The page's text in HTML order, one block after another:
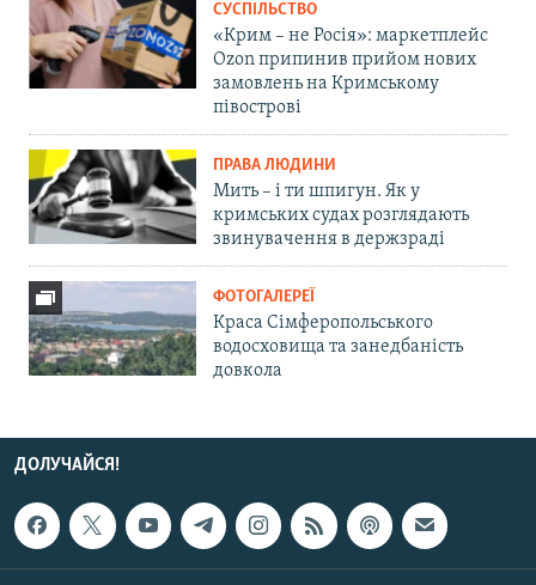
СУСПІЛЬСТВО
«Крим – не Росія»: маркетплейс
Ozon припинив прийом нових
замовлень на Кримському
півострові
ПРАВА ЛЮДИНИ
Мить – і ти шпигун. Як у
кримських судах розглядають
звинувачення в держзраді
ФОТОГАЛЕРЕЇ
Краса Сімферопольського
водосховища та занедбаність
довкола
ДОЛУЧАЙСЯ!